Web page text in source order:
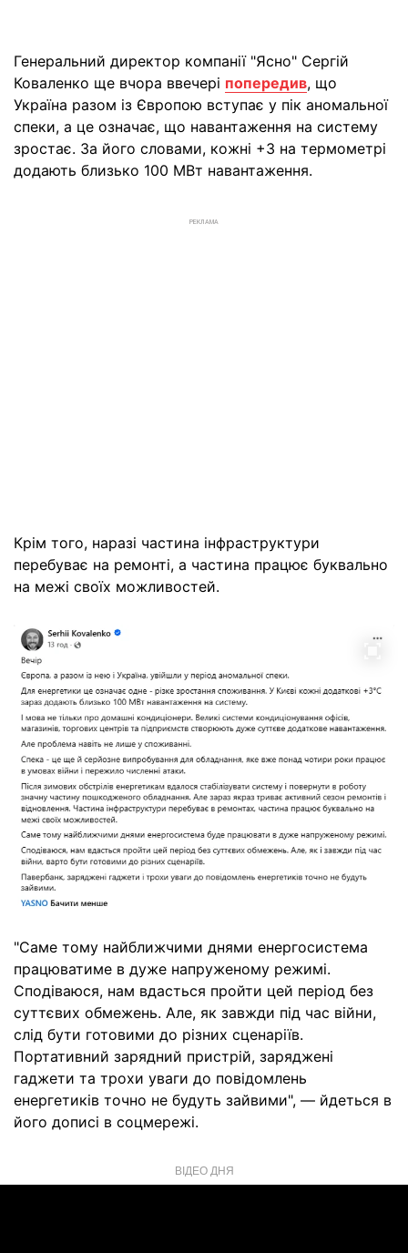
Генеральний директор компанії "Ясно" Сергій
Коваленко ще вчора ввечері попередив, що
Україна разом із Європою вступає у пік аномальної
спеки, а це означає, що навантаження на систему
зростає. За його словами, кожні +3 на термометрі
додають близько 100 МВт навантаження.
РЕКЛАМА
Крім того, наразі частина інфраструктури
перебуває на ремонті, а частина працює буквально
на межі своїх можливостей.
"Саме тому найближчими днями енергосистема
працюватиме в дуже напруженому режимі.
Сподіваюся, нам вдасться пройти цей період без
суттєвих обмежень. Але, як завжди під час війни,
слід бути готовими до різних сценаріїв.
Портативний зарядний пристрій, заряджені
гаджети та трохи уваги до повідомлень
енергетиків точно не будуть зайвими", — йдеться в
його дописі в соцмережі.
ВІДЕО ДНЯ